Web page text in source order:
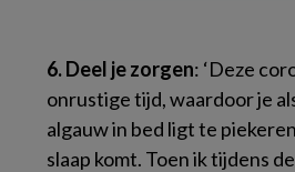
6. Deel je zorgen: ‘Deze
onrustige tijd, waardoor je
algauw in bed ligt te
slaap komt. Toen ik tijdens